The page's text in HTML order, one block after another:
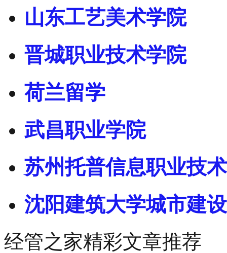
山东工艺美术学院
晋城职业技术学院
荷兰留学
武昌职业学院
苏州托普信息职业技
沈阳建筑大学城市建
经管之家精彩文章推荐